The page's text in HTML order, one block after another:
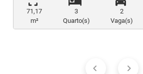
71,17
m²
3
Quarto(s)
2
Vaga(s)